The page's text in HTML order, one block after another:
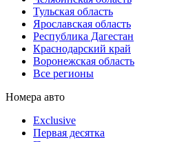
Тульская область
Ярославская область
Республика Дагестан
Краснодарский край
Воронежская область
Все регионы
Номера авто
Exclusive
Первая десятка